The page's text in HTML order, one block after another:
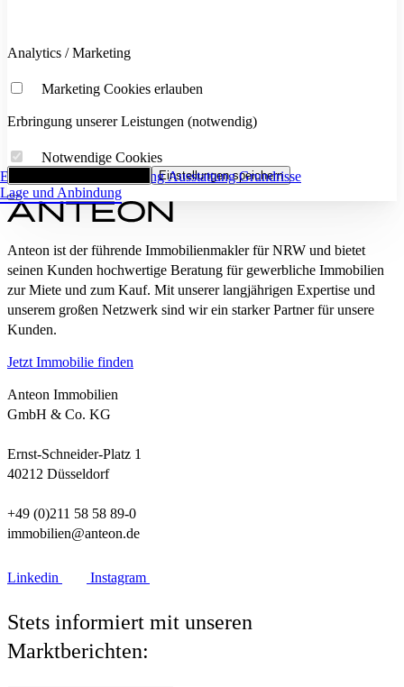
Eckdaten FlächenaufstellungAusstattungGrundrisse
Lage und Anbindung
Analytics / Marketing
Marketing Cookies erlauben
Erbringung unserer Leistungen (notwendig)
Notwendige Cookies
Einstellungen speichern
Anteon ist der führende Immobilienmakler für NRW und bietet
seinen Kunden hochwertige Beratung für gewerbliche Immobilien
zur Miete und zum Kauf. Mit unserer langjährigen Expertise und
unserem großen Netzwerk sind wir ein starker Partner für unsere
Kunden.
Jetzt Immobilie finden
Anteon Immobilien
GmbH & Co. KG
Ernst-Schneider-Platz 1
40212 Düsseldorf
+49 (0)211 58 58 89-0
immobilien@anteon.de
Linkedin Instagram
Stets informiert mit unseren
Marktberichten: